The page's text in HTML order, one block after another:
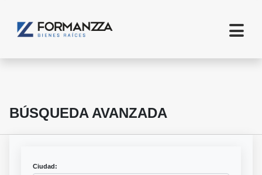
BÚSQUEDA AVANZADA
Ciudad: